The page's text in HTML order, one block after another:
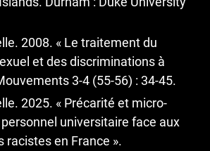
2008. « Le traitement du
et des discriminations à
3‑4 (55‑56) : 34‑45.
2025. « Précarité et micro-
universitaire face aux
racistes en France ».